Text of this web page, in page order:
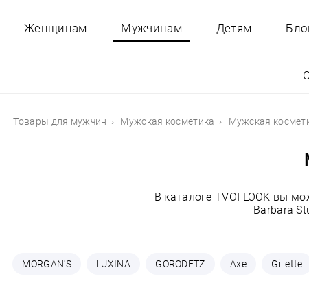
Женщинам Мужчинам Детям
Товары для мужчин Мужская косметика Мужская
В каталоге TVOI LOOK вы
Barbara
MORGAN'S LUXINA GORODETZ Axe Gillette